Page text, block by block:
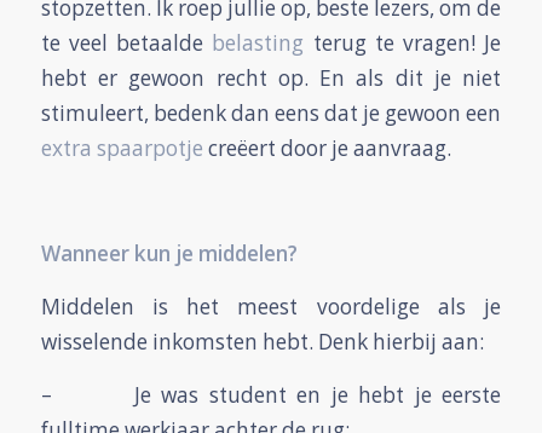
stopzetten. Ik roep jullie op, beste lezers, om de
te veel betaalde belasting terug te vragen! Je
hebt er gewoon recht op. En als dit je niet
stimuleert, bedenk dan eens dat je gewoon een
extra spaarpotje creëert door je aanvraag.
Wanneer kun je middelen?
Middelen is het meest voordelige als je
wisselende inkomsten hebt. Denk hierbij aan:
– Je was student en je hebt je eerste